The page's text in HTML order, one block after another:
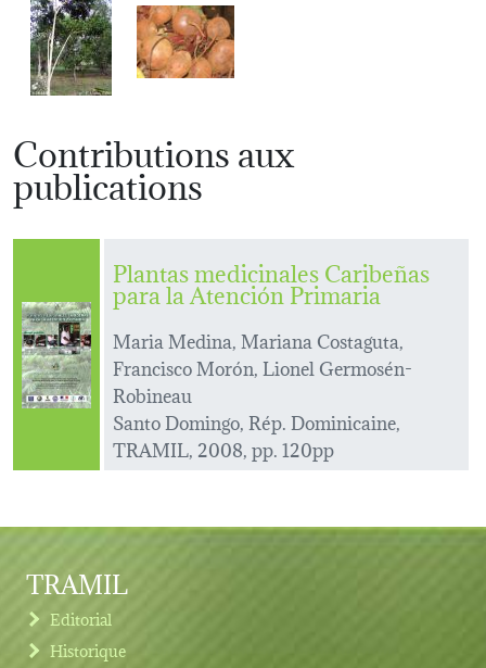
Contributions aux
publications
Plantas medicinales Caribeñas
para la Atención Primaria
Maria Medina, Mariana Costaguta,
Francisco Morón, Lionel Germosén-
Robineau
Santo Domingo, Rép. Dominicaine,
TRAMIL, 2008, pp. 120pp
TRAMIL
Editorial
Historique